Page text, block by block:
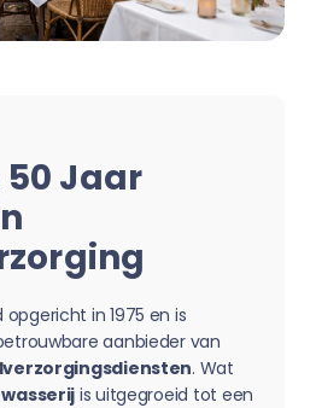
Jaar
in 1975 en is
aanbieder van
. Wat
wasserij is uitgegroeid tot een